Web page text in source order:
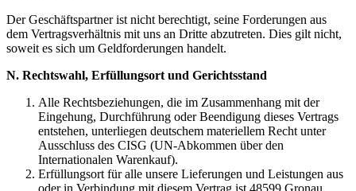
Der Geschäftspartner ist nicht berechtigt, seine Forderungen aus
dem Vertragsverhältnis mit uns an Dritte abzutreten. Dies gilt nicht,
soweit es sich um Geldforderungen handelt.
N. Rechtswahl, Erfüllungsort und Gerichtsstand
Alle Rechtsbeziehungen, die im Zusammenhang mit der
Eingehung, Durchführung oder Beendigung dieses Vertrags
entstehen, unterliegen deutschem materiellem Recht unter
Ausschluss des CISG (UN-Abkommen über den
Internationalen Warenkauf).
Erfüllungsort für alle unsere Lieferungen und Leistungen aus
oder in Verbindung mit diesem Vertrag ist 48599 Gronau,